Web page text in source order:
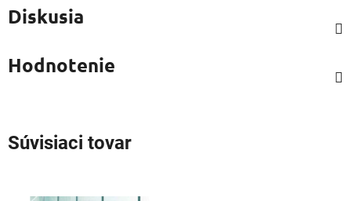
Diskusia
Hodnotenie
Súvisiaci tovar